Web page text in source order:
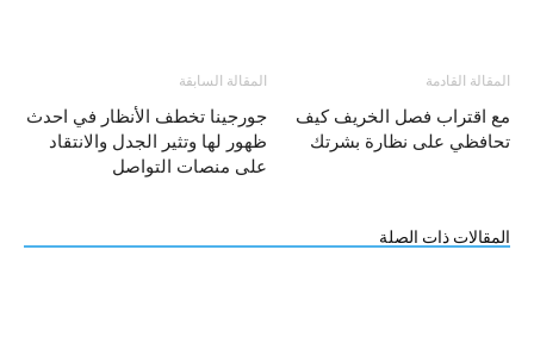
المقالة السابقة
جورجينا تخطف الأنظار في احدث
ظهور لها وتثير الجدل والانتقاد
على منصات التواصل
المقالة القادمة
مع اقتراب فصل الخريف كيف
تحافظي على نظارة بشرتك
المقالات ذات الصلة